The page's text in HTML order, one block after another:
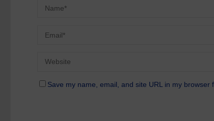
Save my name, email, and site URL in my browser